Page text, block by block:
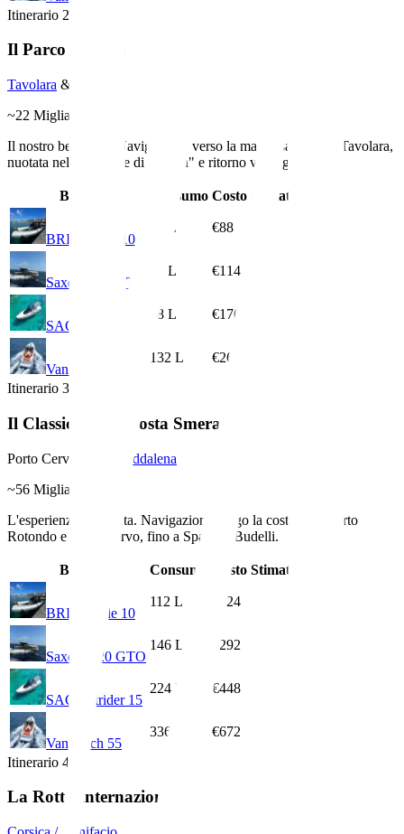
Itinerario 2
Il Parco Marino
Tavolara &
~22 Miglia Nautiche
Il nostro bestseller. Navigazione verso la maestosa Isola di Tavolara,
nuotata nelle "Piscine di Molara" e ritorno via Figarolo.
Barca Consumo Costo Stimato
BRIG Eagle 10
L €88
Saxdor 320 GTO
L €114
SACS Strider 15
88 L €176
VanDutch 55
132 L
€264
Itinerario 3
Il Classico della Costa Smeralda
Porto Cervo &
La Maddalena
~56 Miglia Nautiche
L'esperienza completa. Navigazione lungo la costa oltre Porto
Rotondo e Porto Cervo, fino a Spargi e Budelli.
Barca Consumo Costo Stimato
BRIG Eagle 10
112 L €224
Saxdor 320 GTO
146 L €292
SACS Strider 15
224 L €448
VanDutch 55
336
€672
Itinerario 4
La Rotta Internazionale